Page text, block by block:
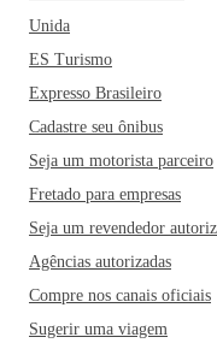
Unida
ES Turismo
Expresso Brasileiro
Cadastre seu ônibus
Seja um motorista parceiro
Fretado para empresas
Seja um revendedor
Agências autorizadas
Compre nos canais oficiais
Sugerir uma viagem